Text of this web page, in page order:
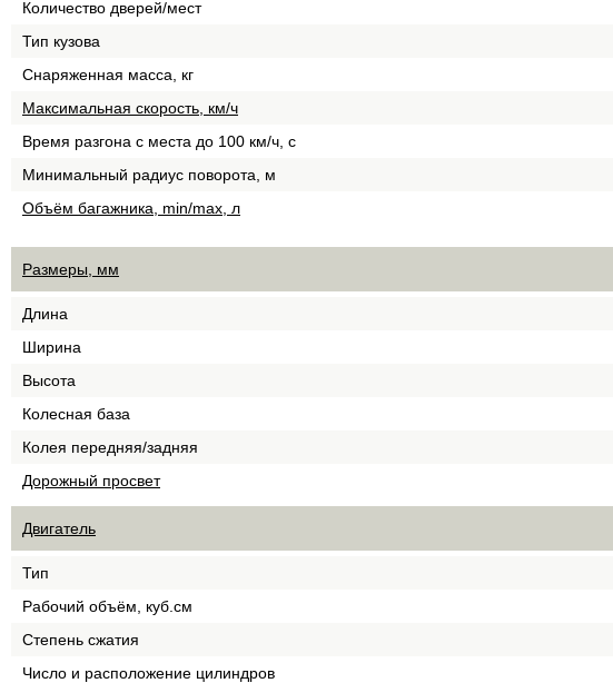
Количество дверей/мест
Тип кузова
Снаряженная масса, кг
Максимальная скорость, км/ч
Время разгона с места до 100 км/ч, с
Минимальный радиус поворота, м
Объём багажника, min/max, л
Размеры, мм
Длина
Ширина
Высота
Колесная база
Колея передняя/задняя
Дорожный просвет
Двигатель
Тип
Рабочий объём, куб.см
Степень сжатия
Число и расположение цилиндров